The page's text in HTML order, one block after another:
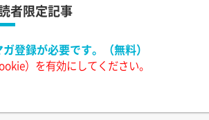
者限定記事
ガ登録が必要です。（無料）
）を有効にしてください。